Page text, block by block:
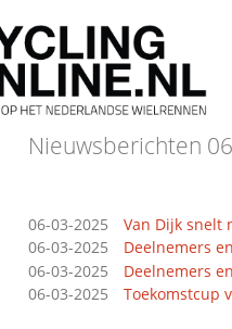
Nieuwsberichten
06-03-2025
Van Dijk snelt
06-03-2025
Deelnemers
06-03-2025
Deelnemers
06-03-2025
Toekomstcup